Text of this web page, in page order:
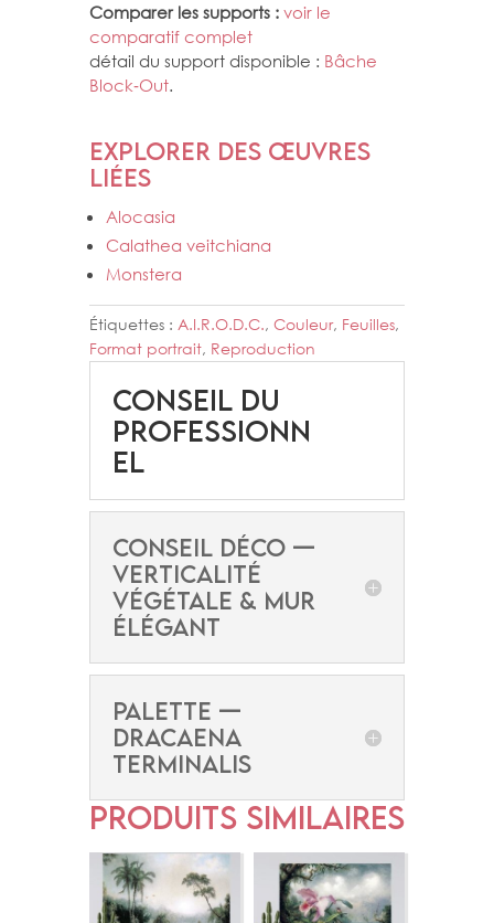
Comparer les supports : voir le
comparatif complet
détail du support disponible : Bâche
Block‑Out.
Explorer des œuvres
liées
Alocasia
Calathea veitchiana
Monstera
Étiquettes : A.I.R.O.D.C., Couleur, Feuilles,
Format portrait, Reproduction
Conseil du
professionn
el
CONSEIL DÉCO —
VERTICALITÉ
VÉGÉTALE & MUR
ÉLÉGANT
PALETTE —
DRACAENA
TERMINALIS
Produits similaires